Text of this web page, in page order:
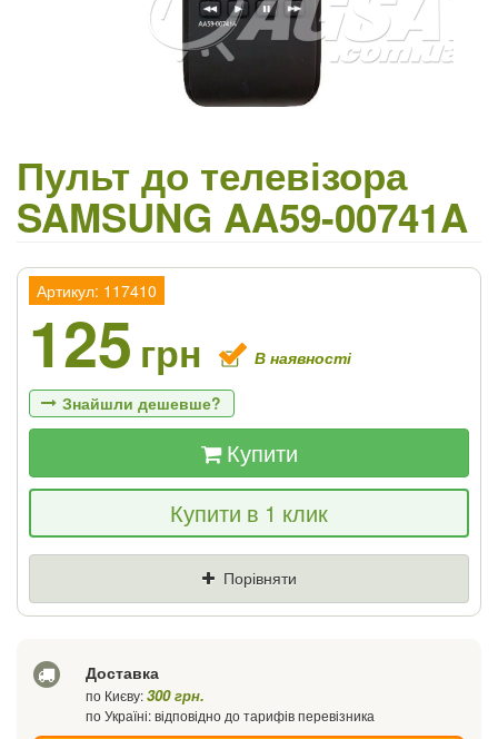
Пульт до телевізора
SAMSUNG AA59-00741A
Артикул: 117410
125 грн В наявності
Знайшли дешевше?
Якщо Ви знайдете товар дешевше - ми
знизимо ціну і подаруємо % від різниці
Купити
Купити в 1 клик
Порівняти
Доставка
по Києву:300 грн.
по Україні: відповідно до тарифів перевізника